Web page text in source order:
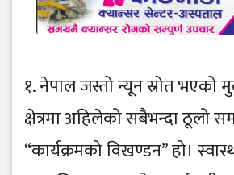
१. नेपाल जस्तो न्यून स्रोत भएको
क्षेत्रमा अहिलेको सबैभन्दा ठूलो
“कार्यक्रमको विखण्डन” हो।